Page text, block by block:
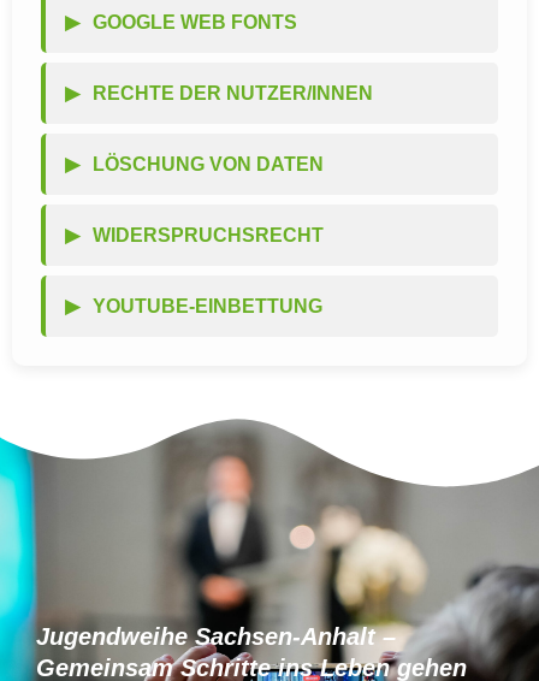
GOOGLE WEB FONTS
RECHTE DER NUTZER/INNEN
LÖSCHUNG VON DATEN
WIDERSPRUCHSRECHT
YOUTUBE-EINBETTUNG
Jugendweihe Sachsen-Anhalt –
Gemeinsam Schritte ins Leben gehen